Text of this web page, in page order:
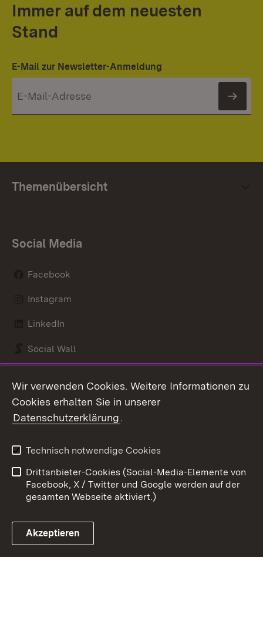
Immer auf dem neuesten
Stand
E-Mail zur Newsletter-Anmeldung
Themenübersicht
Social Media
Facebook
Instagram
LinkedIn
Social Wall
Link zum Landesportal
Kontakt
Barrierefreiheit
Impressum
Cookies
Wir verwenden Cookies. Weitere Informationen zu
Cookies erhalten Sie in unserer
Datenschutzerklärung.
Technisch notwendige Cookies
Drittanbieter-Cookies (Social-Media-Elemente von
Facebook, X / Twitter und Google werden auf der
gesamten Webseite aktiviert.)
Akzeptieren